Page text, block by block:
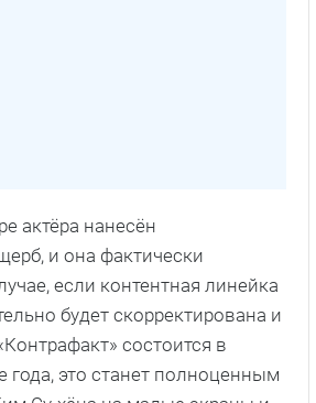
актёра нанесён
и она фактически
если контентная линейка
будет скорректирована и
состоится в
года, это станет полноценным